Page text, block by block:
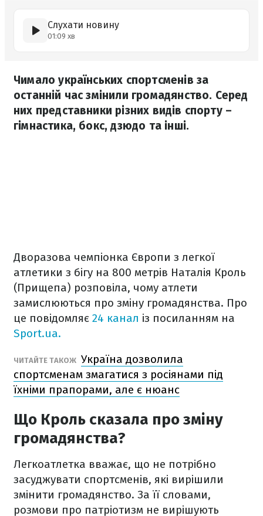
Слухати новину
01:09 хв
Чимало українських спортсменів за
останній час змінили громадянство. Серед
них представники різних видів спорту –
гімнастика, бокс, дзюдо та інші.
Дворазова чемпіонка Європи з легкої
атлетики з бігу на 800 метрів Наталія Кроль
(Прищепа) розповіла, чому атлети
замислюються про зміну громадянства. Про
це повідомляє 24 канал із посиланням на
Sport.ua.
ЧИТАЙТЕ ТАКОЖ Україна дозволила
спортсменам змагатися з росіянами під
їхніми прапорами, але є нюанс
Що Кроль сказала про зміну
громадянства?
Легкоатлетка вважає, що не потрібно
засуджувати спортсменів, які вирішили
змінити громадянство. За її словами,
розмови про патріотизм не вирішують